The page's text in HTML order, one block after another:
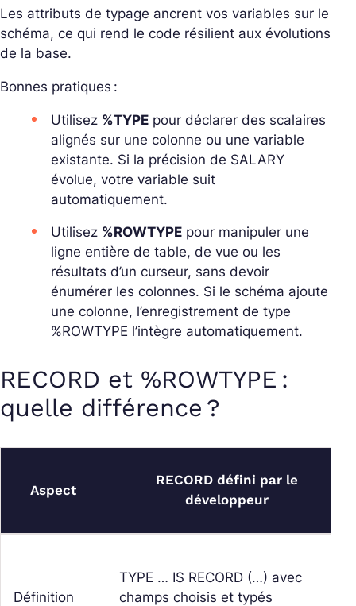
Les attributs de typage ancrent vos variables sur le
schéma, ce qui rend le code résilient aux évolutions
de la base.
Bonnes pratiques :
Utilisez %TYPE pour déclarer des scalaires
alignés sur une colonne ou une variable
existante. Si la précision de SALARY
évolue, votre variable suit
automatiquement.
Utilisez %ROWTYPE pour manipuler une
ligne entière de table, de vue ou les
résultats d’un curseur, sans devoir
énumérer les colonnes. Si le schéma ajoute
une colonne, l’enregistrement de type
%ROWTYPE l’intègre automatiquement.
RECORD et %ROWTYPE :
quelle différence ?
Aspect
RECORD défini par le
développeur
Définition
TYPE … IS RECORD (…) avec
champs choisis et typés